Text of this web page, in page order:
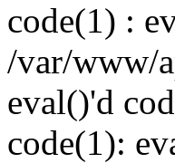
code(1) :
/var/www/
eval()'d
code(1):